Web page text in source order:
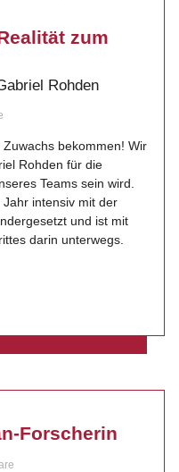
zum
Rohden
bekommen! Wir
Rohden für die
Teams sein wird.
intensiv mit der
und ist mit
darin unterwegs.
Forscherin